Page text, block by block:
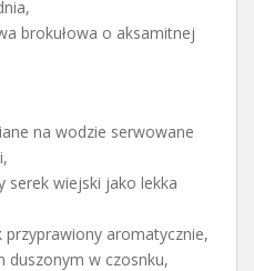
brokułowa o aksamitnej
na wodzie serwowane
serek wiejski jako lekka
przyprawiony aromatycznie,
duszonym w czosnku,